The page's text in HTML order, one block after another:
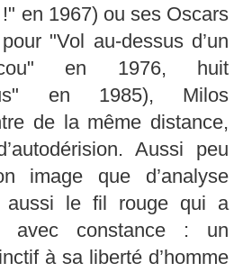
en 1967) ou ses Oscars
"Vol au-dessus d’un
en 1976, huit
en 1985), Milos
de la même distance,
Aussi peu
image que d’analyse
aussi le fil rouge qui a
avec constance : un
à sa liberté d’homme